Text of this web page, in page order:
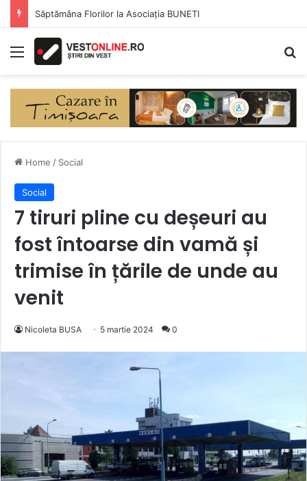
Săptămâna Florilor la Asociația BUNETI
Menu
Home / Social
Social
7 tiruri pline cu deșeuri au
fost întoarse din vamă și
trimise în țările de unde au
venit
Nicoleta BUSA 5 martie 2024 0